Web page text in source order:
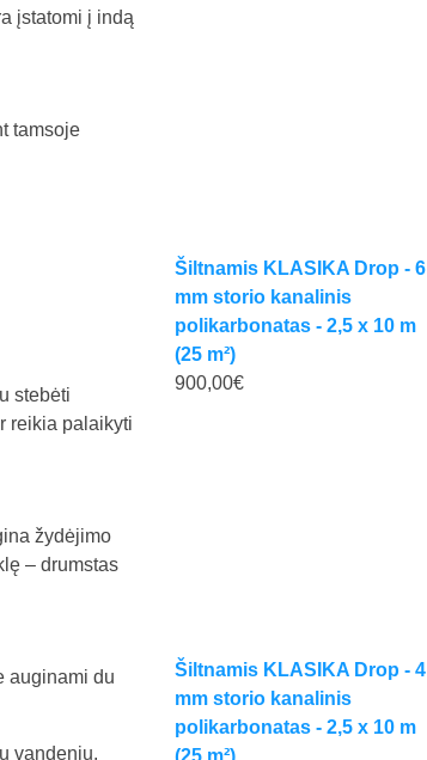
įstatomi į indą
tamsoje
stebėti
reikia palaikyti
žydėjimo
– drumstas
auginami du
vandeniu.
Šiltnamis KLASIKA Drop - 6
mm storio kanalinis
polikarbonatas - 2,5 x 10 m
(25 m²)
900,00€
Šiltnamis KLASIKA Drop - 4
mm storio kanalinis
polikarbonatas - 2,5 x 10 m
(25 m²)